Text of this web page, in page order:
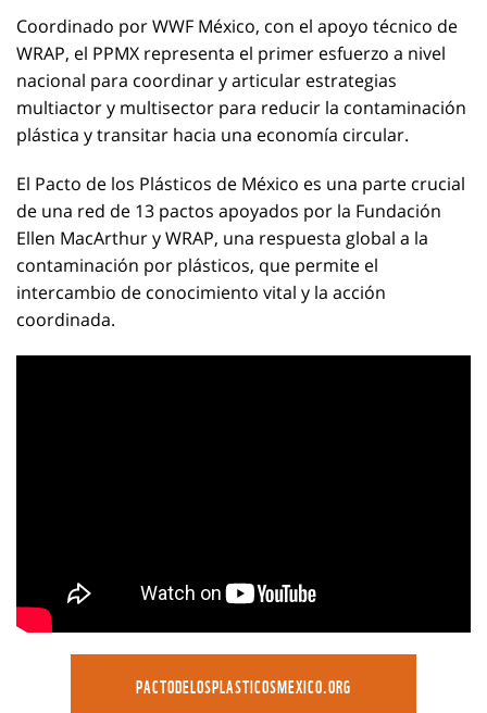
Coordinado por WWF México, con el apoyo técnico de
WRAP, el PPMX representa el primer esfuerzo a nivel
nacional para coordinar y articular estrategias
multiactor y multisector para reducir la contaminación
plástica y transitar hacia una economía circular.
El Pacto de los Plásticos de México es una parte crucial
de una red de 13 pactos apoyados por la Fundación
Ellen MacArthur y WRAP, una respuesta global a la
contaminación por plásticos, que permite el
intercambio de conocimiento vital y la acción
coordinada.
PACTODELOSPLASTICOSMEXICO.ORG